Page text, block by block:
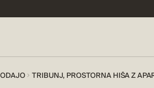
TRIBUNJ, PROSTORNA HIŠA Z